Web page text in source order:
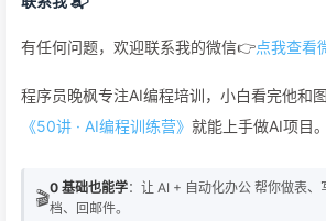
有任何问题，欢迎联系我的微信👉点我查看
程序员晚枫专注AI编程培训，小白看完他和
《50讲 · AI编程训练营》 就能上手做AI项目。
🎬0 基础也能学：让 AI + 自动化办公 帮你做表、
档、回邮件。